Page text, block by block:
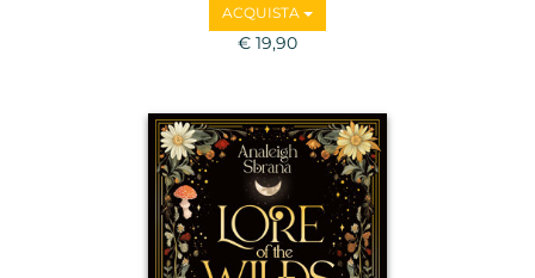
ACQUISTA
€ 19,90